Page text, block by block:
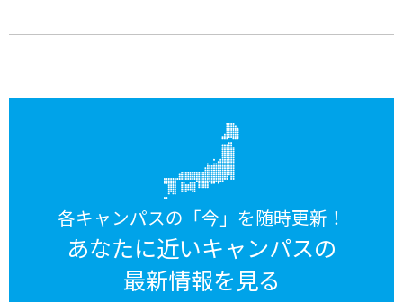
各キャンパスの「今」を随時更新！
あなたに近いキャンパスの
最新情報を見る